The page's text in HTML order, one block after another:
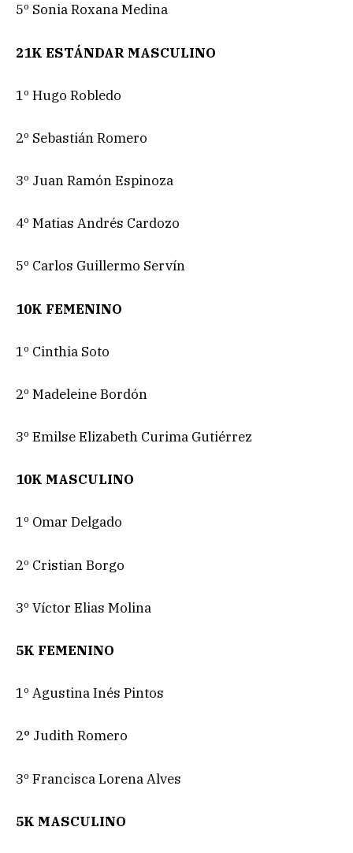
5º Sonia Roxana Medina
21K ESTÁNDAR MASCULINO
1º Hugo Robledo
2º Sebastián Romero
3º Juan Ramón Espinoza
4º Matias Andrés Cardozo
5º Carlos Guillermo Servín
10K FEMENINO
1º Cinthia Soto
2º Madeleine Bordón
3º Emilse Elizabeth Curima Gutiérrez
10K MASCULINO
1º Omar Delgado
2º Cristian Borgo
3º Víctor Elias Molina
5K FEMENINO
1º Agustina Inés Pintos
2° Judith Romero
3º Francisca Lorena Alves
5K MASCULINO